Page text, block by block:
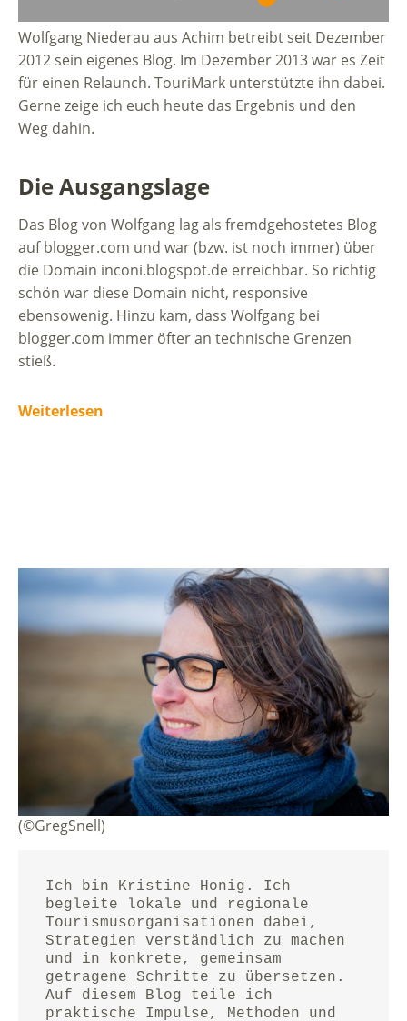
Wolfgang Niederau aus Achim betreibt seit Dezember
2012 sein eigenes Blog. Im Dezember 2013 war es Zeit
für einen Relaunch. TouriMark unterstützte ihn dabei.
Gerne zeige ich euch heute das Ergebnis und den
Weg dahin.
Die Ausgangslage
Das Blog von Wolfgang lag als fremdgehostetes Blog
auf blogger.com und war (bzw. ist noch immer) über
die Domain inconi.blogspot.de erreichbar. So richtig
schön war diese Domain nicht, responsive
ebensowenig. Hinzu kam, dass Wolfgang bei
blogger.com immer öfter an technische Grenzen
stieß.
Weiterlesen
(©GregSnell)
Ich bin Kristine Honig. Ich
begleite lokale und regionale
Tourismusorganisationen dabei,
Strategien verständlich zu machen
und in konkrete, gemeinsam
getragene Schritte zu übersetzen.
Auf diesem Blog teile ich
praktische Impulse, Methoden und